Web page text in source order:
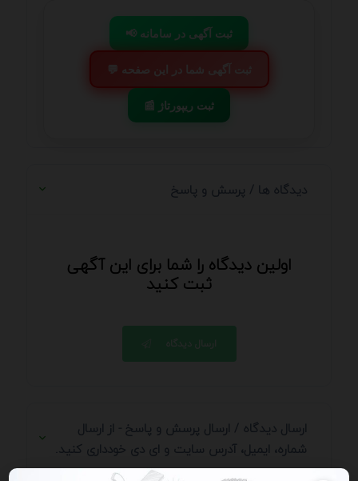
📢 ثبت آگهی در سامانه
💬 ثبت آگهی شما در این صفحه
📰 ثبت ریپورتاژ
دیدگاه ها / پرسش و پاسخ
اولین دیدگاه را شما برای این آگهی
ثبت کنید
ارسال دیدگاه
ارسال دیدگاه / ارسال پرسش و پاسخ - از ارسال
شماره، ایمیل، آدرس سایت و ای دی خودداری کنید.